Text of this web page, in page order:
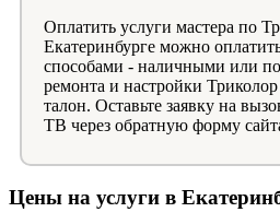
Оплатить услуги мастера по
Екатеринбурге можно
способами - наличными или
ремонта и настройки
талон. Оставьте заявку на
ТВ через обратную форму
Цены на услуги в